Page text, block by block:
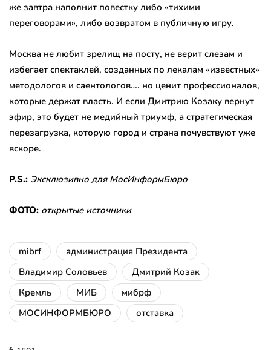
же завтра наполнит повестку либо «тихими
переговорами», либо возвратом в публичную игру.
Москва не любит зрелищ на посту, не верит слезам и
избегает спектаклей, созданных по лекалам «известных»
методологов и саентологов…. но ценит профессионалов,
которые держат власть. И если Дмитрию Козаку вернут
эфир, это будет не медийный триумф, а стратегическая
перезагрузка, которую город и страна почувствуют уже
вскоре.
P.S.: Эксклюзивно для МосИнформБюро
ФОТО: открытые источники
mibrf
администрация Президента
Владимир Соловьев
Дмитрий Козак
Кремль
МИБ
мибрф
МОСИНФОРМБЮРО
отставка